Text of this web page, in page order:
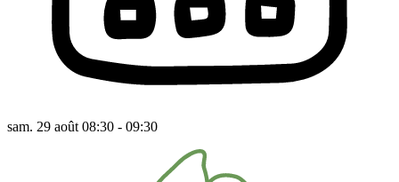
sam. 29 août 08:30 - 09:30